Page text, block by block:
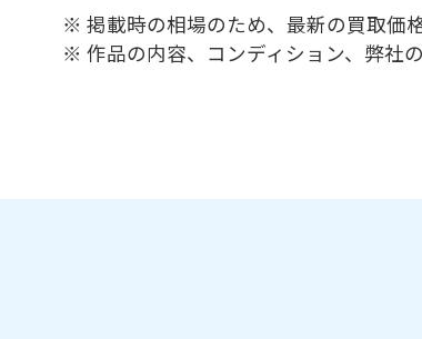
※ 掲載時の相場のため、最新の買取価
※ 作品の内容、コンディション、弊社